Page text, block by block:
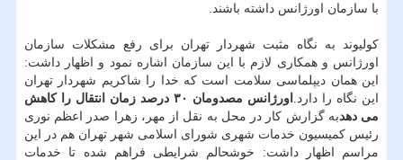
با سازمان اورژانس داشته باشند.
كولیوند به نگاه مثبت شهردار تهران برای رفع مشكلات سازمان
اورژانس و همكاری لازم با این سازمان اشاره نمود و اظهار داشت:
این همان دیپلماسی سلامت است كه خدا را شاكریم شهردار تهران
این نگاه را دارد.
اورژانس مصدومان ۳۰ درصد زمان انتقال را كاهش
می دهدبه گزارش كار در محل به نقل از مهر، زهرا صدر اعظم نوری
رئیس كمیسیون خدمات شهری شورای اسلامی شهر تهران هم در این
مراسم اظهار داشت: خوشحالم شرایطی فراهم شده تا خدمات